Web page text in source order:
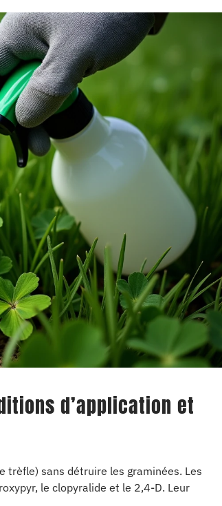
d’application et
trèfle) sans détruire les graminées. Les
le clopyralide et le 2,4-D. Leur